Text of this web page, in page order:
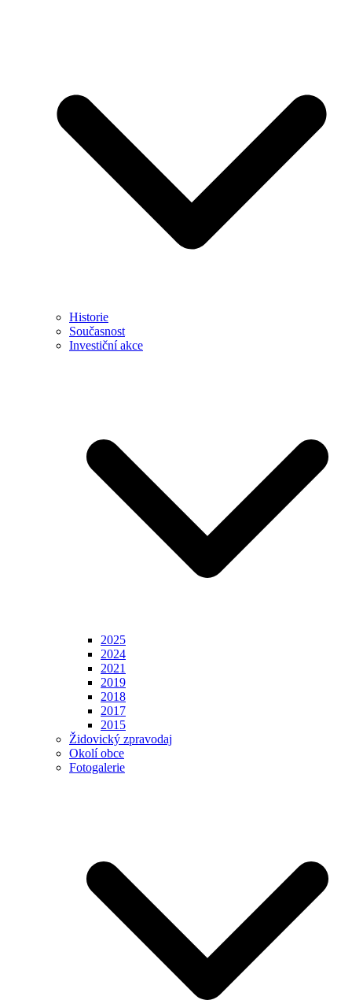
Historie
Současnost
Investiční akce
2025
2024
2021
2019
2018
2017
2015
Židovický zpravodaj
Okolí obce
Fotogalerie